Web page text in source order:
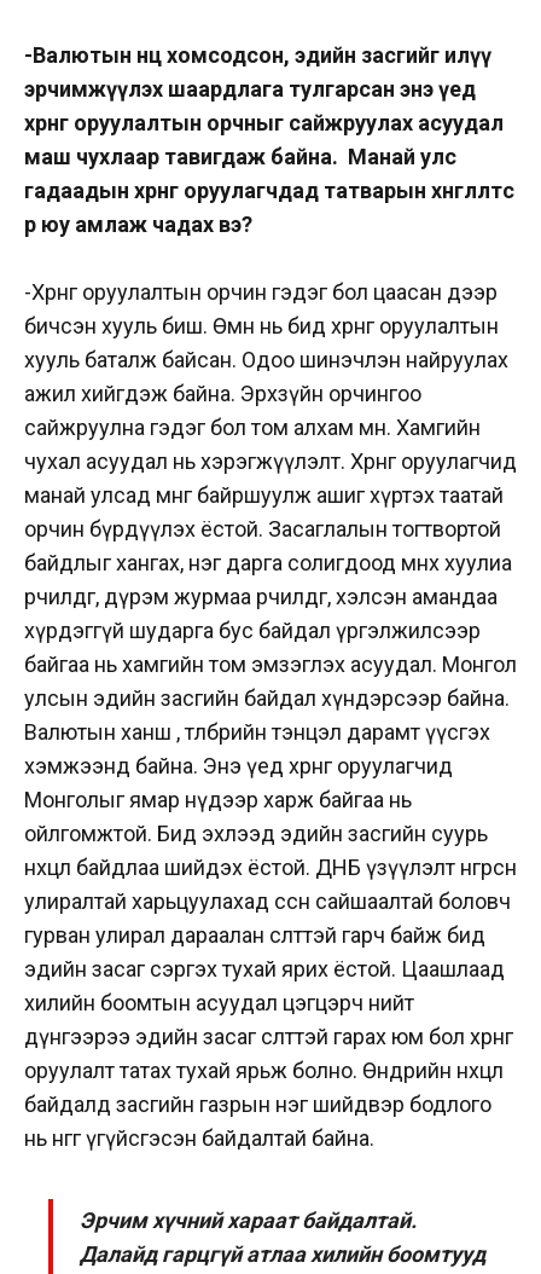
-Валютын нөөцхомсодсон, эдийн засгийг илүү
эрчимжүүлэх шаардлага тулгарсан энэ үед
хөрөнгө оруулалтын орчныг сайжруулах асуудал
маш чухлаар тавигдаж байна. Манай улс
гадаадын хөрөнгө оруулагчдад татварын хөнгөлөлтөөс
өөр юу амлаж чадах вэ?
-Хөрөнгө оруулалтын орчин гэдэг бол цаасан дээр
бичсэн хууль биш. Өмнө нь бид хөрөнгө оруулалтын
хууль баталж байсан. Одоо шинэчлэн найруулах
ажил хийгдэж байна. Эрхзүйн орчингоо
сайжруулна гэдэг бол том алхам мөн. Хамгийн
чухал асуудал нь хэрэгжүүлэлт. Хөрөнгө оруулагчид
манай улсад мөнгөө байршуулж ашиг хүртэх таатай
орчин бүрдүүлэх ёстой. Засаглалын тогтвортой
байдлыг хангах, нэг дарга солигдоод өмнөх хуулиа
өөрчилдөг, дүрэм журмаа өөрчилдөг, хэлсэн амандаа
хүрдэггүй шударга бус байдал үргэлжилсээр
байгаа нь хамгийн том эмзэглэх асуудал. Монгол
улсын эдийн засгийн байдал хүндэрсээр байна.
Валютын ханш , төлбөрийн тэнцэл дарамт үүсгэх
хэмжээнд байна. Энэ үед хөрөнгө оруулагчид
Монголыг ямар нүдээр харж байгаа нь
ойлгомжтой. Бид эхлээд эдийн засгийн суурь
нөхцөл байдлаа шийдэх ёстой. ДНБ үзүүлэлт өнгөрсөн
улиралтай харьцуулахад өссөн сайшаалтай боловч
гурван улирал дараалан өсөлттэй гарч байж бид
эдийн засаг сэргэх тухай ярих ёстой. Цаашлаад
хилийн боомтын асуудал цэгцэрч нийт
дүнгээрээ эдийн засаг өсөлттэй гарах юм бол хөрөнгө
оруулалт татах тухай ярьж болно. Өнөөдрийн нөхцөл
байдалд засгийн газрын нэг шийдвэр бодлого
нь нөгөөгөө үгүйсгэсэн байдалтай байна.
Эрчим хүчний хараат байдалтай.
Далайд гарцгүй атлаа хилийн боомтууд